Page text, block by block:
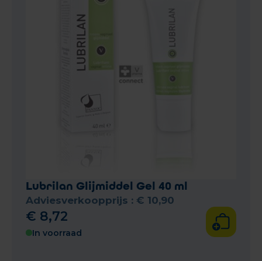
Lubrilan Glijmiddel Gel 40 ml
Adviesverkoopprijs : € 10,90
€ 8,72
In voorraad